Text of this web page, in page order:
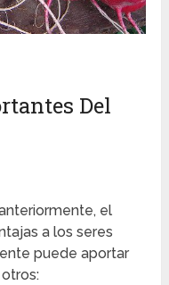
Del
el
a los seres
puede aportar